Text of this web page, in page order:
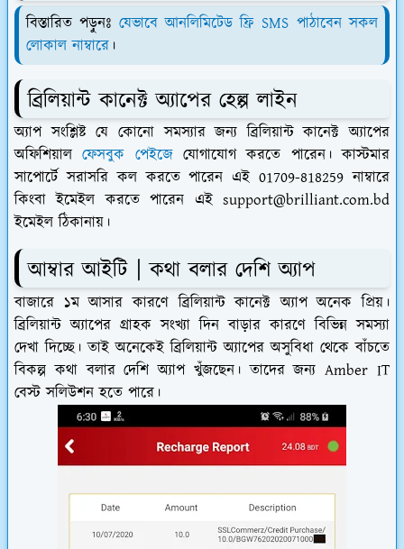
বিস্তারিত পড়ুনঃ যেভাবে আনলিমিটেড ফ্রি SMS পাঠাবেন সকল
লোকাল নাম্বারে ।
ব্রিলিয়ান্ট কানেক্ট অ্যাপের হেল্প লাইন
অ্যাপ সংশ্লিষ্ট যে কোনো সমস্যার জন্য ব্রিলিয়ান্ট কানেক্ট অ্যাপের
অফিশিয়ালফেসবুক পেইজেযোগাযোগ করতে পারেন। কাস্টমার
সাপোর্টে সরাসরি কল করতে পারেন এই 01709-818259 নাম্বারে
কিংবা ইমেইল করতে পারেন এই support@brilliant.com.bd
ইমেইল ঠিকানায়।
আম্বার আইটি | কথা বলার দেশি অ্যাপ
বাজারে ১ম আসার কারণে ব্রিলিয়ান্ট কানেক্ট অ্যাপ অনেক প্রিয়।
ব্রিলিয়ান্ট অ্যাপের গ্রাহক সংখ্যা দিন বাড়ার কারণে বিভিন্ন সমস্যা
দেখা দিচ্ছে। তাই অনেকেই ব্রিলিয়ান্ট অ্যাপের অসুবিধা থেকে বাঁচতে
বিকল্প কথা বলার দেশি অ্যাপ খুঁজছেন। তাদের জন্য Amber IT
বেস্ট সলিউশন হতে পারে।